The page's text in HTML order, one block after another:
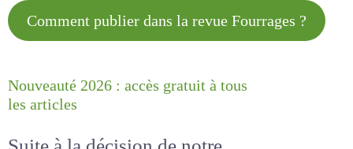
Comment publier dans la revue
Nouveauté 2026 : accès gratuit à